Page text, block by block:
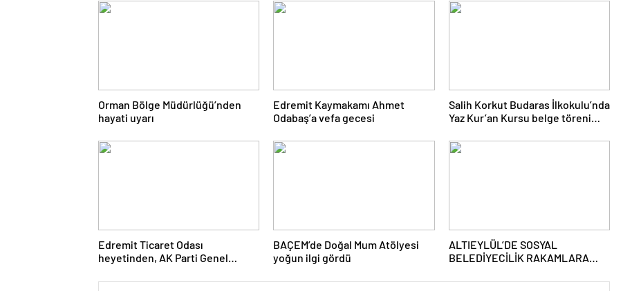
Orman Bölge Müdürlüğü’nden
hayati uyarı
Edremit Kaymakamı Ahmet
Odabaş’a vefa gecesi
Salih Korkut Budaras İlkokulu’nda
Yaz Kur’an Kursu belge töreni
Edremit Ticaret Odası
heyetinden, AK Parti Genel
BAÇEM’de Doğal Mum Atölyesi
yoğun ilgi gördü
ALTIEYLÜL’DE SOSYAL
BELEDİYECİLİK RAKAMLARA